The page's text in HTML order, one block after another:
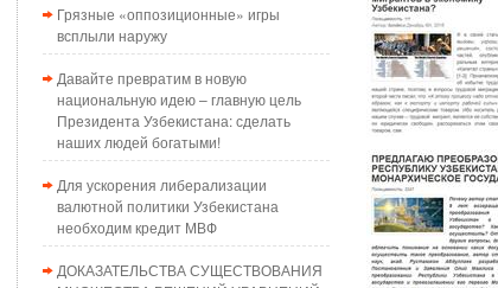
Грязные «оппозиционные» игры
всплыли наружу
Давайте превратим в новую
национальную идею – главную цель
Президента Узбекистана: сделать
наших людей богатыми!
Для ускорения либерализации
валютной политики Узбекистана
необходим кредит МВФ
ДОКАЗАТЕЛЬСТВА СУЩЕСТВОВАНИЯ